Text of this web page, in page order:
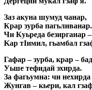
Заз акуна шумуд чанар,
Крар зурба пагьливанар.
Чи Куьреда безирганар –
Kap тIимил, гьамбал
Гафар – зурба, крар –
Уьше тефидай эхирда.
За фагьумна: чи нехирда
Жунгав – кьери, кал